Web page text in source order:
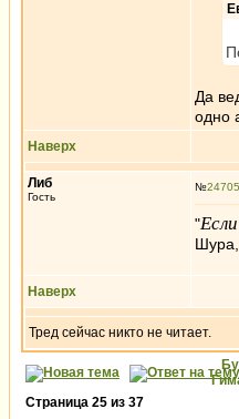
Да
одно
Наверх
Либ
Гость
№
"
Шура,
Наверх
Тред сейчас никто не читает.
Страница 25 из 37